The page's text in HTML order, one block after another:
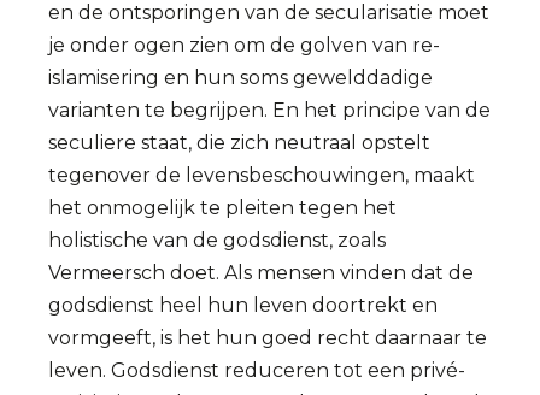
en de ontsporingen van de secularisatie moet
je onder ogen zien om de golven van re-
islamisering en hun soms gewelddadige
varianten te begrijpen. En het principe van de
seculiere staat, die zich neutraal opstelt
tegenover de levensbeschouwingen, maakt
het onmogelijk te pleiten tegen het
holistische van de godsdienst, zoals
Vermeersch doet. Als mensen vinden dat de
godsdienst heel hun leven doortrekt en
vormgeeft, is het hun goed recht daarnaar te
leven. Godsdienst reduceren tot een privé-